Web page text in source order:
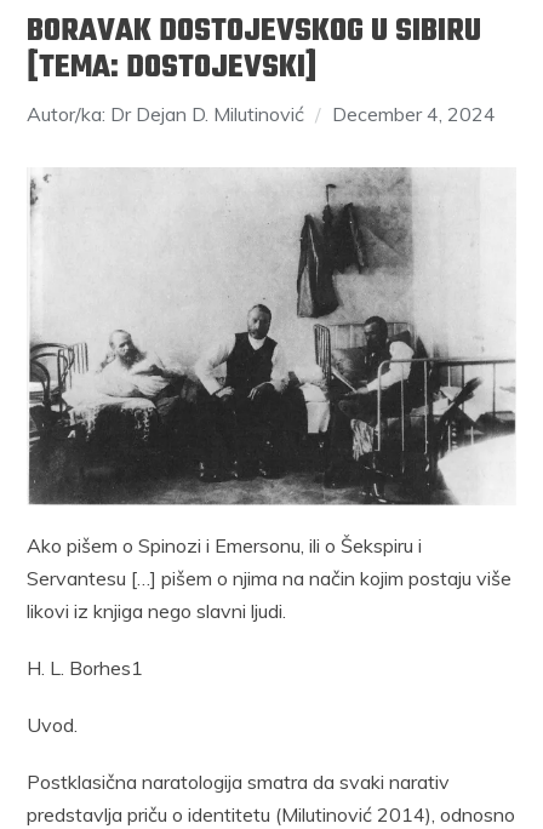
BORAVAK DOSTOJEVSKOG U SIBIRU
[TEMA: DOSTOJEVSKI]
Autor/ka: Dr Dejan D. Milutinović December 4, 2024
Ako pišem o Spinozi i Emersonu, ili o Šekspiru i
Servantesu […] pišem o njima na način kojim postaju više
likovi iz knjiga nego slavni ljudi.
H. L. Borhes1
Uvod.
Postklasična naratologija smatra da svaki narativ
predstavlja priču o identitetu (Milutinović 2014), odnosno